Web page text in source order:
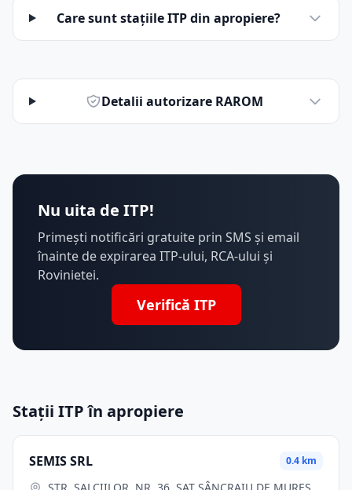
Care sunt stațiile ITP din apropiere?
Detalii autorizare RAROM
Nu uita de ITP!
Primești notificări gratuite prin SMS și email
înainte de expirarea ITP-ului, RCA-ului și
Rovinietei.
Verifică ITP
Stații ITP în apropiere
SEMIS SRL 0.4 km